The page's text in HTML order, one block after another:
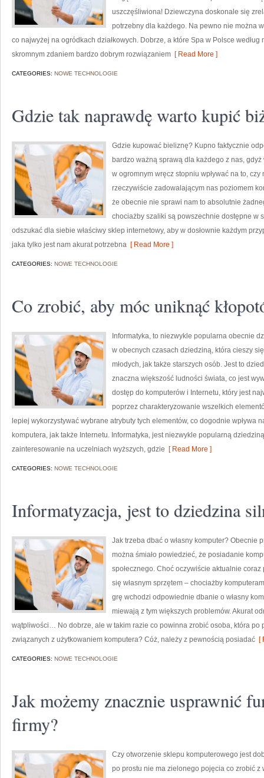
uszczęśliwiona! Dziewczyna doskonale się
potrzebny dla każdego. Na pewno nie można
co najwyżej na ogródkach działkowych. Dobrze, a które Spa w Polsce
skromnym zdaniem bardzo dobrym rozwiązaniem [ Read More ]
CATEGORIES: NOWE TECHNOLOGIE
Gdzie tak naprawdę warto kupić
Gdzie kupować bieliznę? Kupno faktycznie
bardzo ważną sprawą dla każdego z nas,
w ogromnym wręcz stopniu wpływać na to,
rzeczywiście zadowalającym nas poziomem
że obecnie nie sprawi nam to absolutnie
chociażby szaliki są powszechnie dostępne w
odszukać dla siebie właściwy sklep internetowy, aby w dosłownie każdym
jaka tylko jest nam akurat potrzebna [ Read More ]
CATEGORIES: NOWE TECHNOLOGIE
Co zrobić, aby móc uniknąć
Informatyka, to niezwykle popularna obecnie
w obecnych czasach dziedziną, która cieszy
młodych, jak także starszych osób. Jest to
znaczna większość ludności świata, co jest
dostęp do komputerów i Internetu, który jest
poprzez charakteryzowanie wszelkich
lepiej wykorzystywać wybrane atrybuty tych elementów, co dogodnie wpływa
komputera, jak także Internetu. Informatyka, jest niezwykle popularną
zainteresowanie na uczelniach wyższych, gdzie [ Read More ]
CATEGORIES: NOWE TECHNOLOGIE
Informatyzacja, jest to dziedzina
Jak trzeba dbać o własny komputer? Obecnie
można śmiało powiedzieć, że posiadanie
społecznego. Choć oczywiście aktualnie
się własnym sprzętem – chociażby
grę wchodzi odpowiednie dbanie o własny
miewają z tym większych problemów. Akurat
wątpliwości… No dobrze, ale w takim razie co powinna zrobić osoba, która po
związanych z użytkowaniem komputera? Cóż, należy z pewnością posiadać [
CATEGORIES: NOWE TECHNOLOGIE
Jak możemy znacznie usprawnić
firmy?
Czy otworzenie sklepu komputerowego jest
po prostu nie ma zielonego pojęcia co zrobić z